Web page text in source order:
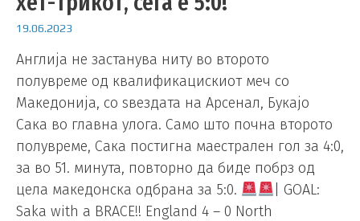
19.06.2023
Англија не застанува ниту во второто
полувреме од квалификацискиот меч со
Македонија, со ѕвездата на Арсенал, Букајо
Сака во главна улога. Само што почна второто
полувреме, Сака постигна маестрален гол за 4:0,
за во 51. минута, повторно да биде побрз од
цела македонска одбрана за 5:0.
| GOAL:
Saka with a BRACE!! England 4 – 0 North